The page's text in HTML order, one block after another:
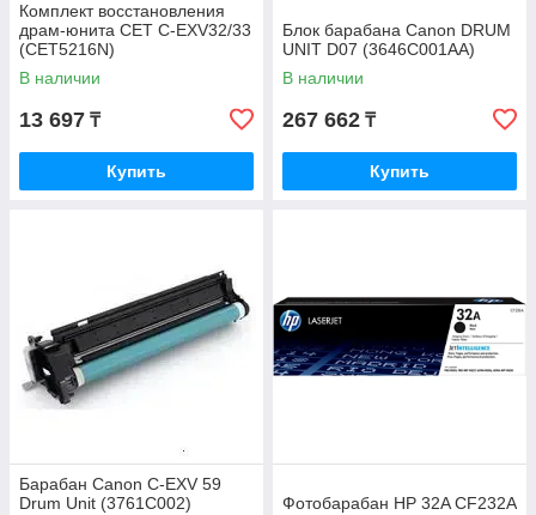
Комплект восстановления
драм-юнита CET C-EXV32/33
(CET5216N)
В наличии
13 697 ₸
Купить
Блок барабана Canon DRUM
UNIT D07 (3646C001AA)
В наличии
267 662 ₸
Купить
Барабан Canon C-EXV 59
Drum Unit (3761C002)
Фотобарабан HP 32A CF232A